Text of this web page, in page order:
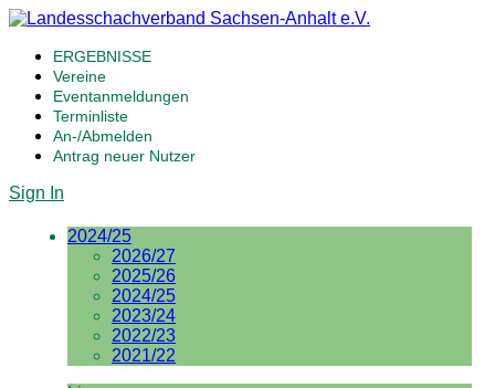
ERGEBNISSE
Vereine
Eventanmeldungen
Terminliste
An-/Abmelden
Antrag neuer Nutzer
Sign In
2024/25
2026/27
2025/26
2024/25
2023/24
2022/23
2021/22